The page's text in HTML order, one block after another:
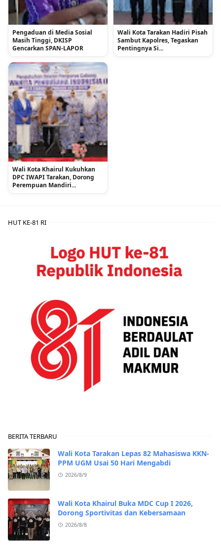
Pengaduan di Media Sosial
Masih Tinggi, DKISP
Gencarkan SPAN-LAPOR
Wali Kota Tarakan Hadiri Pisah
Sambut Kapolres, Tegaskan
Pentingnya Si...
Wali Kota Khairul Kukuhkan
DPC IWAPI Tarakan, Dorong
Perempuan Mandiri...
HUT KE-81 RI
BERITA TERBARU
Wali Kota Tarakan Lepas 82 Mahasiswa KKN-
PPM UGM Usai 50 Hari Mengabdi
2026/8/9
Wali Kota Khairul Buka MDC Cup I 2026,
Dorong Sportivitas dan Kebersamaan
2026/8/8